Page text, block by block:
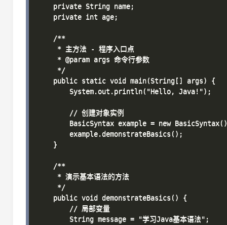
    private String name;
    private int age;
    /**
     * 主方法 - 程序入口点
     * @param args 命令行参数
     */
    public static void main(String[] args) {
        System.out.println("Hello, Java!");
        // 创建对象实例
BasicSyntax example = new
        example.demonstrateBasics();
    }
    /**
     * 演示基本语法的方法
     */
    public void demonstrateBasics() {
        // 局部变量
        String message = "学习Java基本语法";